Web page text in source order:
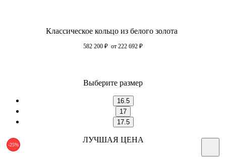
Классическое кольцо из белого золота
582 200 ₽ от 222 692 ₽
Выберите размер
16.5
17
17.5
-25%
ЛУЧШАЯ ЦЕНА